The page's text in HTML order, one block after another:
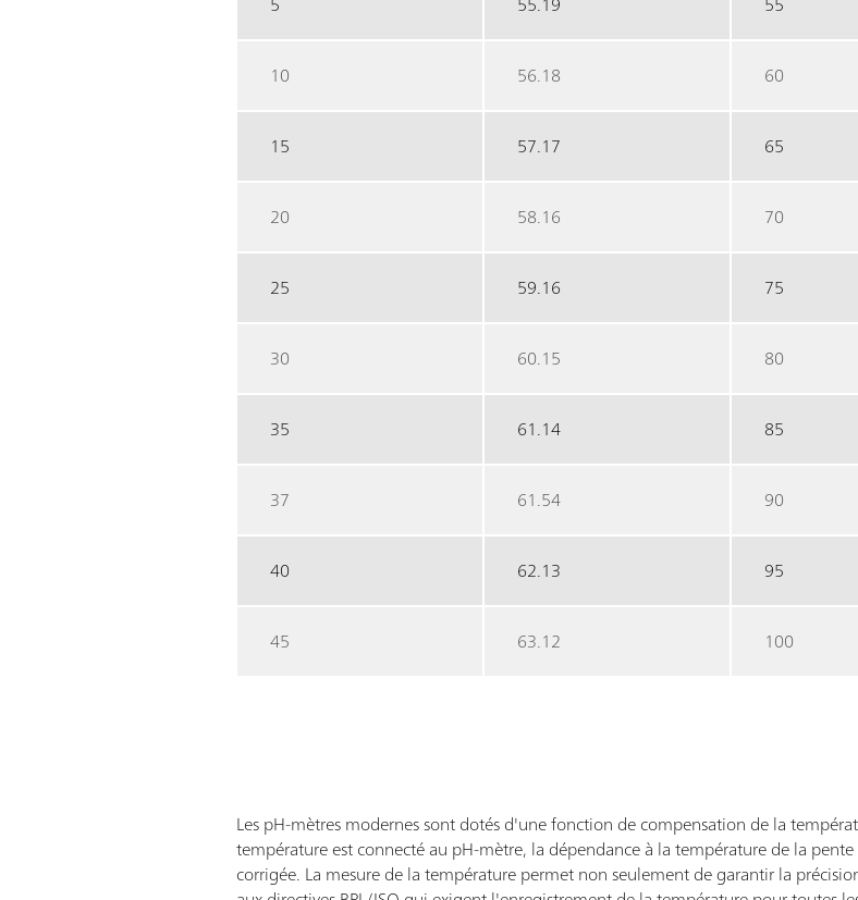
10 56.18 60
15 57.17 65
20 58.16 70
25 59.16 75
30 60.15 80
35 61.14 85
37 61.54 90
40 62.13 95
45 63.12 100
Les pH-mètres modernes sont dotés d'une fonction de compensation de la
température est connecté au pH-mètre, la dépendance à la température de la
corrigée. La mesure de la température permet non seulement de garantir la